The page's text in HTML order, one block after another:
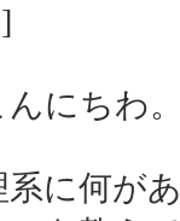
]
にちわ
系に何が